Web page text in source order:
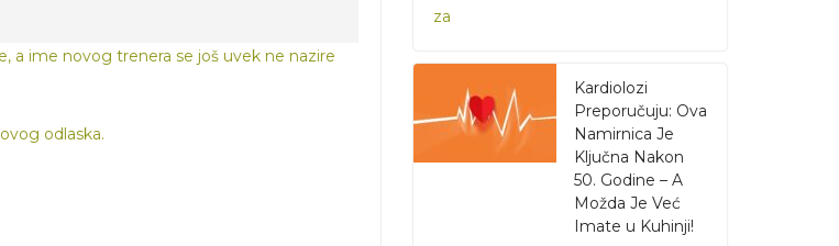
a ime novog trenera se još uvek ne nazire
odlaska.
za
Kardiolozi
Preporučuju: Ova
Namirnica Je
Ključna Nakon
50. Godine – A
Možda Je Već
Imate u Kuhinji!